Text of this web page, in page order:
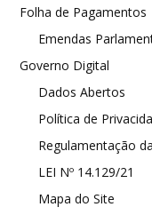
Folha de Pagamentos
Emendas
Governo Digital
Dados Abertos
Política de
Regulamentação
LEI Nº 14.129/21
Mapa do Site